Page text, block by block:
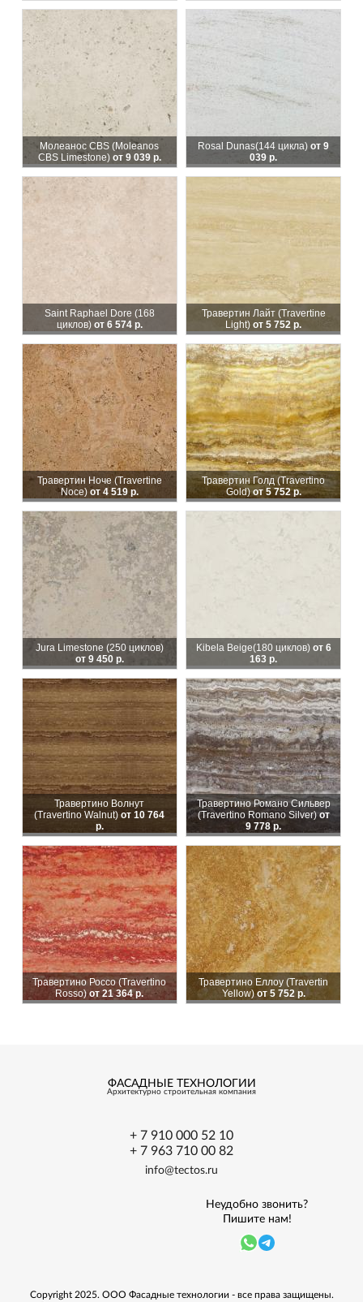
Молеанос CBS (Moleanos
CBS Limestone) от 9 039 р.
Rosal Dunas(144 цикла) от 9
039 р.
Saint Raphael Dore (168
циклов) от 6 574 р.
Травертин Лайт (Travertine
Light) от 5 752 р.
Травертин Ноче (Travertine
Noce) от 4 519 р.
Травертин Голд (Travertino
Gold)от 5 752 р.
Jura Limestone (250 циклов)
от 9 450 р.
Kibela Beige(180 циклов) от 6
163 р.
Травертино Волнут
(Travertino Walnut)от 10 764
р.
Травертино Романо Сильвер
(Travertino Romanо Silver)от
9 778 р.
Травертино Россо (Travertino
Rosso)от 21 364 р.
Травертино Еллоу (Travertin
Yellow)от 5 752 р.
ФАСАДНЫЕ ТЕХНОЛОГИИ
Архитектурно строительная компания
Copyright 2025. ООО Фасадные технологии - все права защищены.
Неудобно звонить?
Пишите нам!
+ 7 910 000 52 10
+ 7 963 710 00 82
info@tectos.ru